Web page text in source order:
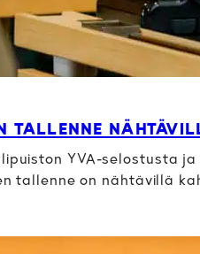
TALLENNE
YVA-selostusta
tallenne on nähtävillä